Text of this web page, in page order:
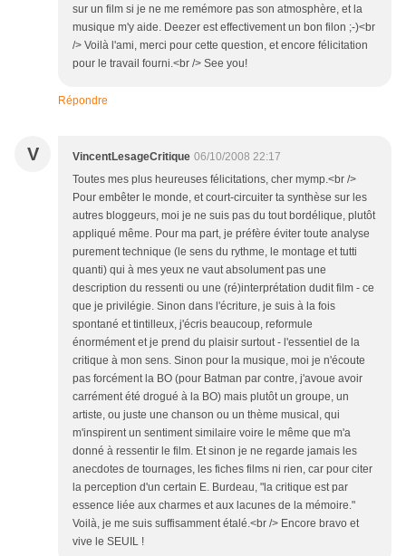
sur un film si je ne me remémore pas son atmosphère, et la
musique m'y aide. Deezer est effectivement un bon filon ;-)<br
/> Voilà l'ami, merci pour cette question, et encore félicitation
pour le travail fourni.<br /> See you!
Répondre
V VincentLesageCritique 06/10/2008 22:17
Toutes mes plus heureuses félicitations, cher mymp.<br />
Pour embêter le monde, et court-circuiter ta synthèse sur les
autres bloggeurs, moi je ne suis pas du tout bordélique, plutôt
appliqué même. Pour ma part, je préfère éviter toute analyse
purement technique (le sens du rythme, le montage et tutti
quanti) qui à mes yeux ne vaut absolument pas une
description du ressenti ou une (ré)interprétation dudit film - ce
que je privilégie. Sinon dans l'écriture, je suis à la fois
spontané et tintilleux, j'écris beaucoup, reformule
énormément et je prend du plaisir surtout - l'essentiel de la
critique à mon sens. Sinon pour la musique, moi je n'écoute
pas forcément la BO (pour Batman par contre, j'avoue avoir
carrément été drogué à la BO) mais plutôt un groupe, un
artiste, ou juste une chanson ou un thème musical, qui
m'inspirent un sentiment similaire voire le même que m'a
donné à ressentir le film. Et sinon je ne regarde jamais les
anecdotes de tournages, les fiches films ni rien, car pour citer
la perception d'un certain E. Burdeau, "la critique est par
essence liée aux charmes et aux lacunes de la mémoire."
Voilà, je me suis suffisamment étalé.<br /> Encore bravo et
vive le SEUIL !